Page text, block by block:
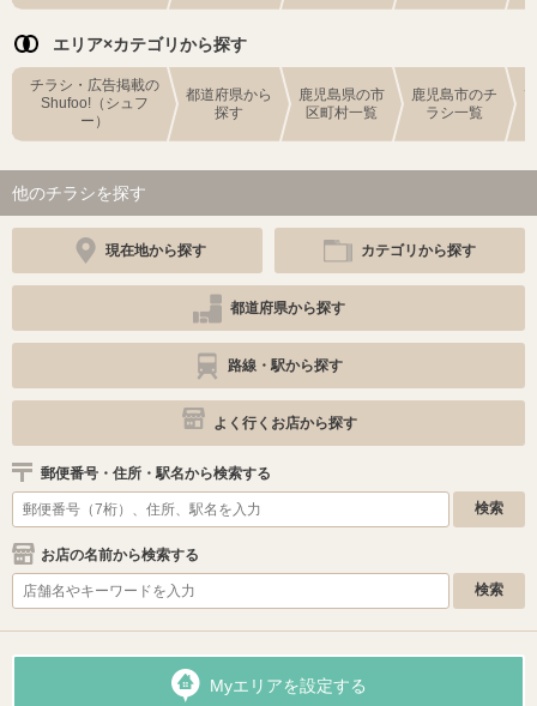
エリア×カテゴリから探す
チラシ・広告掲載の
Shufoo!（シュフ
ー）
都道府県から
探す
鹿児島県の市
区町村一覧
鹿児島市のチ
ラシ一覧
他のチラシを探す
現在地から探す カテゴリから探す
都道府県から探す
路線・駅から探す
よく行くお店から探す
郵便番号・住所・駅名から検索する
お店の名前から検索する
Myエリアを設定する